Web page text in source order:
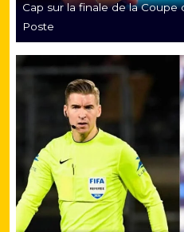
Cap sur la finale de la Coupe
Poste